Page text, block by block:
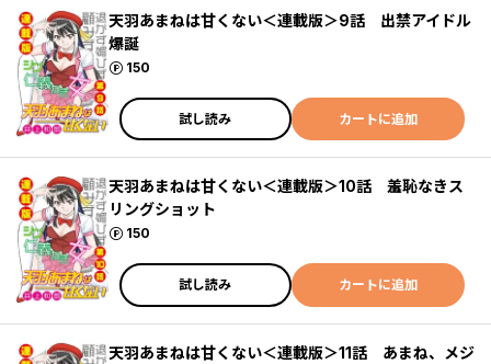
天羽あまねは甘くない＜連載版＞9話 出禁アイドル
爆誕
150
ポイント
試し読み カートに追加
天羽あまねは甘くない＜連載版＞10話 羞恥なきス
リングショット
150
ポイント
試し読み カートに追加
天羽あまねは甘くない＜連載版＞11話 あまね、メジ